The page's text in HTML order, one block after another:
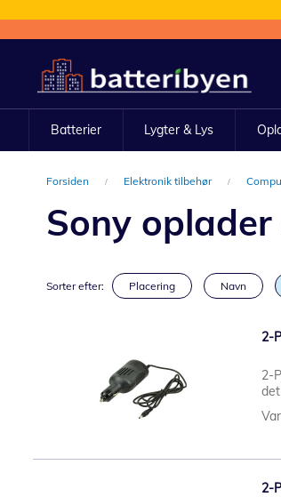
to
Content
Batterier Lygter & Lys
Forsiden Elektronik tilbehør
Sony
Sorter efter: Placering Navn
2-
2-
2-